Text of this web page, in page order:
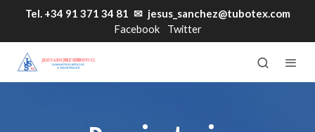
Tel. +34 91 371 34 81 ✉ jesus_sanchez@tubotex.com
Facebook
Twitter